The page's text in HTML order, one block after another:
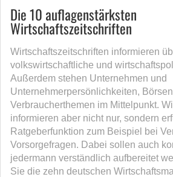
Die 10 auflagenstärksten
Wirtschaftszeitschriften
Wirtschaftszeitschriften informieren
volkswirtschaftliche und
Außerdem stehen Unternehmen und
Unternehmerpersönlichkeiten,
Verbraucherthemen im Mittelpunkt.
informieren aber nicht nur, sondern
Ratgeberfunktion zum Beispiel bei
Vorsorgefragen. Dabei sollen auch
jedermann verständlich aufbereitet
Sie die zehn deutschen